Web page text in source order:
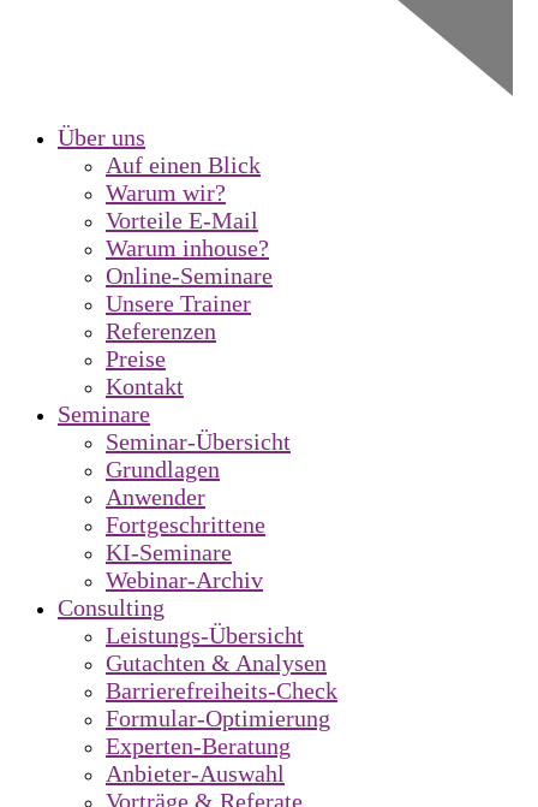
Über uns
Auf einen Blick
Warum wir?
Vorteile E-Mail
Warum inhouse?
Online-Seminare
Unsere Trainer
Referenzen
Preise
Kontakt
Seminare
Seminar-Übersicht
Grundlagen
Anwender
Fortgeschrittene
KI-Seminare
Webinar-Archiv
Consulting
Leistungs-Übersicht
Gutachten & Analysen
Barrierefreiheits-Check
Formular-Optimierung
Experten-Beratung
Anbieter-Auswahl
Vorträge & Referate